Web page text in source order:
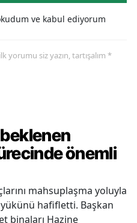
ve kabul ediyorum
yorumu siz yazın, tartışalım *
beklenen
önemli
mahsuplaşma yoluyla
hafifletti. Başkan
binaları Hazine